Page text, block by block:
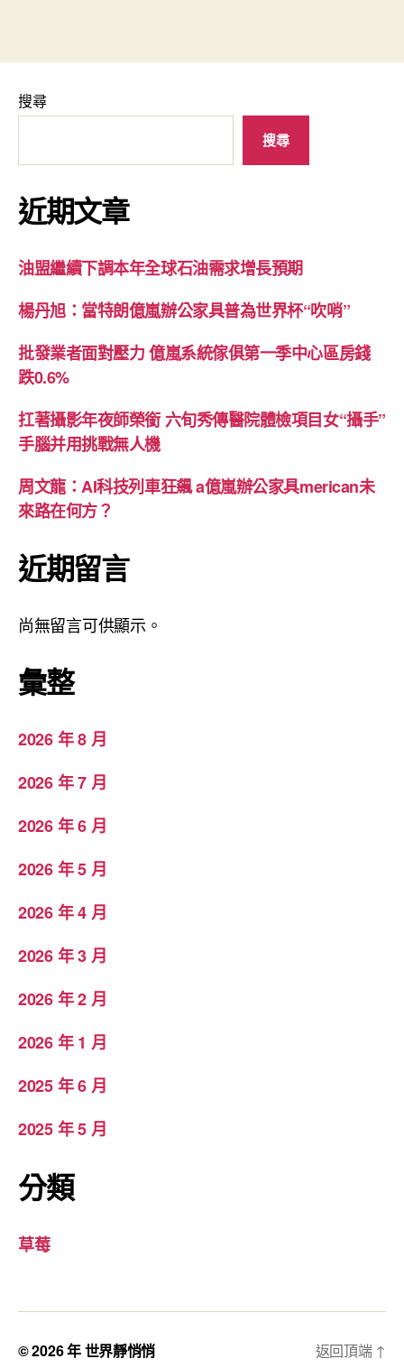
搜尋
搜尋
近期文章
油盟繼續下調本年全球石油需求增長預期
楊丹旭：當特朗億嵐辦公家具普為世界杯“吹哨”
批發業者面對壓力 億嵐系統傢俱第一季中心區房錢
跌0.6%
扛著攝影年夜師榮銜 六旬秀傳醫院體檢項目女“攝手”
手腦并用挑戰無人機
周文龍：AI科技列車狂飆 a億嵐辦公家具merican未
來路在何方？
近期留言
尚無留言可供顯示。
彙整
2026 年 8 月
2026 年 7 月
2026 年 6 月
2026 年 5 月
2026 年 4 月
2026 年 3 月
2026 年 2 月
2026 年 1 月
2025 年 6 月
2025 年 5 月
分類
草莓
© 2026 年世界靜悄悄 返回頂端 ↑